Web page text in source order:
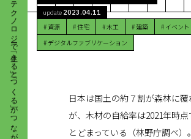
update 2023.04.11
# 資源 #住宅 #木工 # 建築 # イベント
# デジタルファブリケーション
日本は国土の約７割が森林に覆
が、木材の自給率は2021年時点
とどまっている（林野庁調べ）